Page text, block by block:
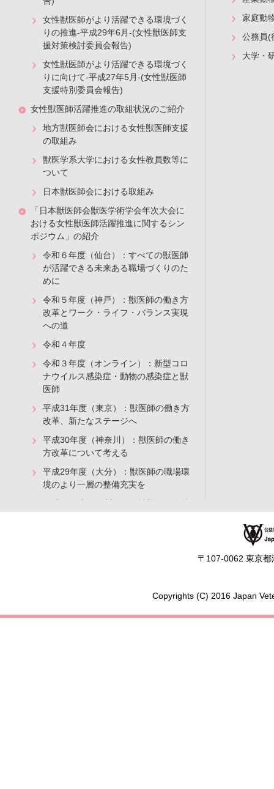
女性獣医師がより活躍できる環境づく
りの推進-平成29年6月-(女性獣医師支
援対策検討委員会報告)
女性獣医師がより活躍できる環境づく
りに向けて-平成27年5月-(女性獣医師
支援特別委員会報告)
女性獣医師活躍推進の取組状況のご紹介
地方獣医師会における女性獣医師支援
の取組み
獣医学系大学における女性教員数等に
ついて
日本獣医師会における取組み
「日本獣医師会獣医学術学会年次大会に
おける女性獣医師活躍推進に関するシン
ポジウム」の紹介
令和６年度（仙台）：すべての獣医師
が活躍できる未来ある職場づくりのた
めに
令和５年度（神戸）：獣医師の働き方
改革とワーク・ライフ・バランス実現
への道
令和４年度
令和３年度（オンライン）：新型コロ
ナウイルス感染症・動物の感染症と獣
医師
平成31年度（東京）：獣医師の働き方
改革、新たなステージへ
平成30年度（神奈川）：獣医師の働き
方改革について考える
平成29年度（大分）：獣医師の職場環
境のより一層の整備充実を
家庭動
公務員(
大学・
〒107-0062 東京
Copyrights (C) 2016 Japan